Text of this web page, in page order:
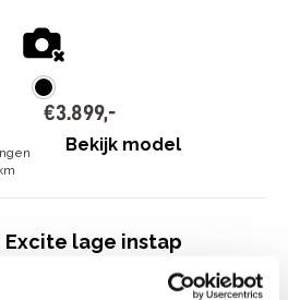
€3.899,-
Bekijk model
Excite lage instap